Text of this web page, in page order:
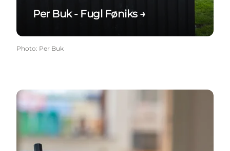
Per Buk - Fugl Føniks →
Photo: Per Buk
Grafikken var som at komme hjem →